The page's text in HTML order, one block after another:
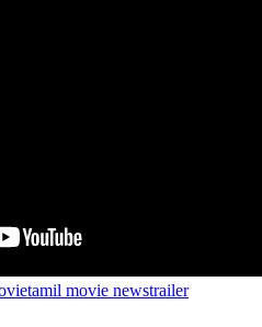
tamil movie newstrailer